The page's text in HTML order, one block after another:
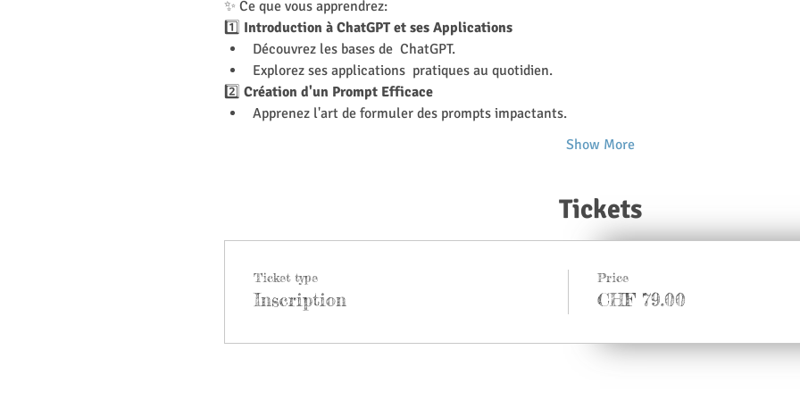
✨ Ce que vous apprendrez:
1️⃣ Introduction à ChatGPT et ses Applications
Découvrez les bases de  ChatGPT.
Explorez ses applications  pratiques au quotidien.
2️⃣ Création d'un Prompt Efficace
Apprenez l'art de formuler des prompts impactants.
Show More
Tickets
Ticket type
Inscription
Price
CHF 79.00